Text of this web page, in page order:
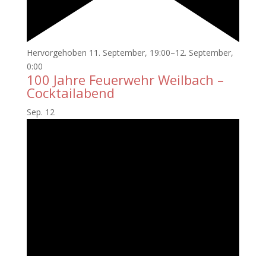
Hervorgehoben 11. September, 19:00–12. September,
0:00
100 Jahre Feuerwehr Weilbach –
Cocktailabend
Sep. 12